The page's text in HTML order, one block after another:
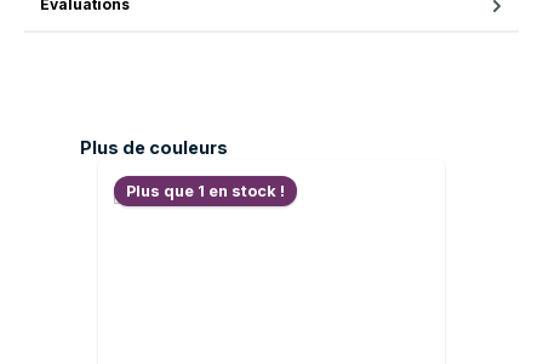
Évaluations
Ignorer la galerie de produits
Plus de couleurs
Plus que 1 en stock !